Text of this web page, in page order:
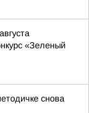
«Зеленый
снова